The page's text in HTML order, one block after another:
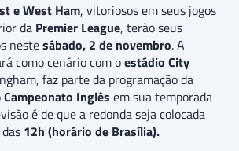
e West Ham, vitoriosos em seus jogos
da Premier League, terão seus
nestesábado, 2 de novembro. A
como cenário com oestádio City
faz parte da programação da
Campeonato Inglês em sua temporada
é de que a redonda seja colocada
12h (horário de Brasília).